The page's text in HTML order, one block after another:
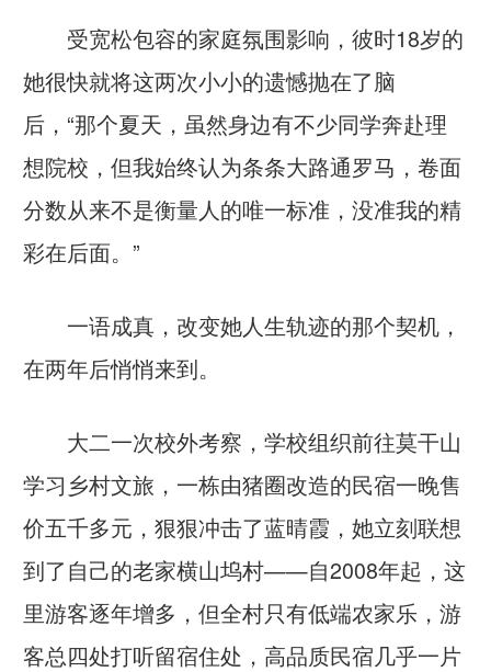
受宽松包容的家庭氛围影响，彼时18岁的
她很快就将这两次小小的遗憾抛在了脑
后，“那个夏天，虽然身边有不少同学奔赴理
想院校，但我始终认为条条大路通罗马，卷面
分数从来不是衡量人的唯一标准，没准我的精
彩在后面。”
一语成真，改变她人生轨迹的那个契机，
在两年后悄悄来到。
大二一次校外考察，学校组织前往莫干山
学习乡村文旅，一栋由猪圈改造的民宿一晚售
价五千多元，狠狠冲击了蓝晴霞，她立刻联想
到了自己的老家横山坞村——自2008年起，这
里游客逐年增多，但全村只有低端农家乐，游
客总四处打听留宿住处，高品质民宿几乎一片